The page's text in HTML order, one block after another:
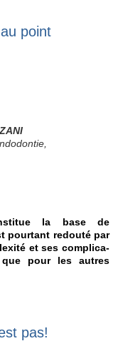
point
la base de
pourtant redouté par
et ses complica-
pour les autres
pas!